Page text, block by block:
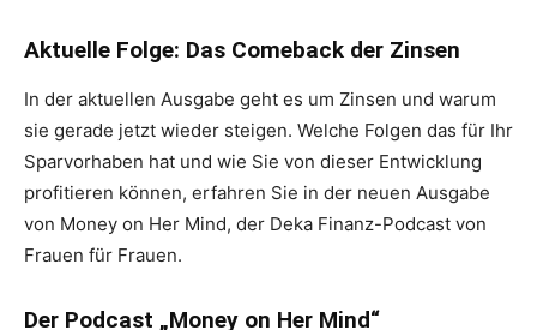
Aktuelle Folge: Das Comeback der Zinsen
In der aktuellen Ausgabe geht es um Zinsen und warum
sie gerade jetzt wieder steigen. Welche Folgen das für Ihr
Sparvorhaben hat und wie Sie von dieser Entwicklung
profitieren können, erfahren Sie in der neuen Ausgabe
von Money on Her Mind, der Deka Finanz-Podcast von
Frauen für Frauen.
Der Podcast „Money on Her Mind“